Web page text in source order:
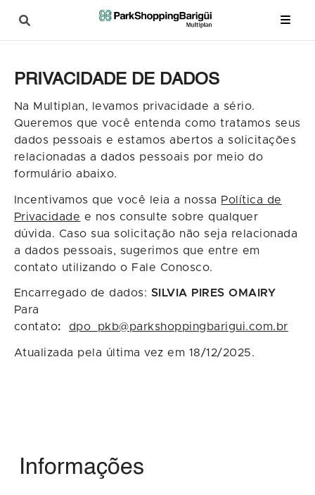
PRIVACIDADE DE DADOS
Na Multiplan, levamos privacidade a sério.
Queremos que você entenda como tratamos seus
dados pessoais e estamos abertos a solicitações
relacionadas a dados pessoais por meio do
formulário abaixo.
Incentivamos que você leia a nossa Política de
Privacidade e nos consulte sobre qualquer
dúvida. Caso sua solicitação não seja relacionada
a dados pessoais, sugerimos que entre em
contato utilizando o Fale Conosco.
Encarregado de dados: SILVIA PIRES OMAIRY
Para
contato: dpo_pkb@parkshoppingbarigui.com.br
Atualizada pela última vez em 18/12/2025.
Informações